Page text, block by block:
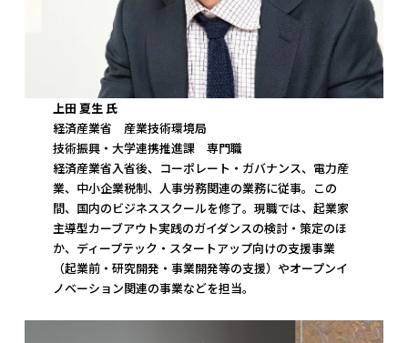
上田 夏生 氏
経済産業省 産業技術環境局
技術振興・大学連携推進課 専門職
経済産業省入省後、コーポレート・ガバナンス、電力産
業、中小企業税制、人事労務関連の業務に従事。この
間、国内のビジネススクールを修了。現職では、起業家
主導型カーブアウト実践のガイダンスの検討・策定のほ
か、ディープテック・スタートアップ向けの支援事業
（起業前・研究開発・事業開発等の支援）やオープンイ
ノベーション関連の事業などを担当。